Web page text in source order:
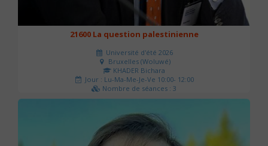
21600 La question palestinienne
Université d'été 2026
Bruxelles (Woluwé)
KHADER Bichara
Jour : Lu-Ma-Me-Je-Ve 10:00- 12:00
Nombre de séances : 3
63 €